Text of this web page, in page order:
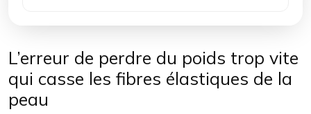
L’erreur de perdre du poids trop vite
qui casse les fibres élastiques de la
peau